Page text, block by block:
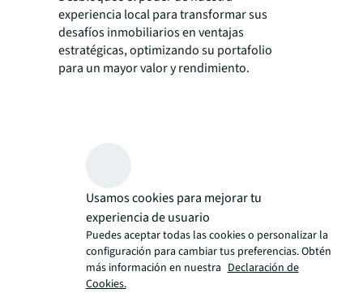
experiencia local para transformar sus
desafíos inmobiliarios en ventajas
estratégicas, optimizando su portafolio
para un mayor valor y rendimiento.
Usamos cookies para mejorar tu
experiencia de usuario
Puedes aceptar todas las cookies o personalizar la
configuración para cambiar tus preferencias. Obtén
más información en nuestra Declaración de
Cookies.